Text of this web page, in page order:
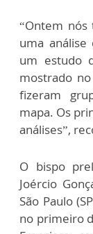
“Ontem nós
uma
um estudo
mostrado
fizeram
mapa. Os
análises”,
O bispo
Joércio
São Paulo
no primeiro